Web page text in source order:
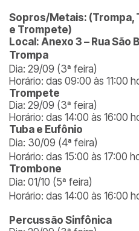
Sopros/Metais: (Trompa,
e Trompete)
Local: Anexo 3 – Rua São
Trompa
Dia: 29/09 (3ª feira)
Horário: das 09:00 às 11:00
Trompete
Dia: 29/09 (3ª feira)
Horário: das 14:00 às 16:00
Tuba e Eufônio
Dia: 30/09 (4ª feira)
Horário: das 15:00 às 17:00
Trombone
Dia: 01/10 (5ª feira)
Horário: das 14:00 às 16:00
Percussão Sinfônica